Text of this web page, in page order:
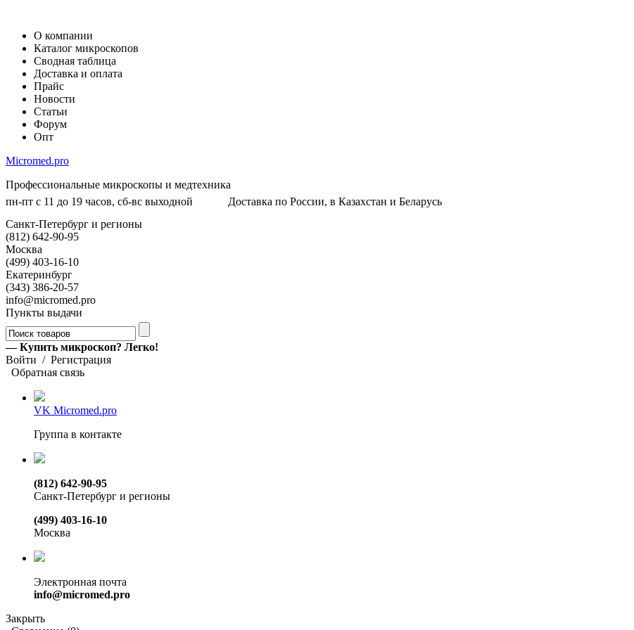
О компании
Каталог микроскопов
Сводная таблица
Доставка и оплата
Прайс
Новости
Статьи
Форум
Опт
Micromed.pro
Профессиональные микроскопы и медтехника
пн-пт с 11 до 19 часов, сб-вс выходной
Доставка по России, в Казахстан и Беларусь
Санкт-Петербург и регионы
(812) 642-90-95
Москва
(499) 403-16-10
Екатеринбург
(343) 386-20-57
info@micromed.pro
Пункты выдачи
— Купить микроскоп? Легко!
Войти / Регистрация
Обратная связь
VK Micromed.pro
Группа в контакте
(812) 642-90-95
Санкт-Петербург и регионы
(499) 403-16-10
Москва
Электронная почта
info@micromed.pro
Закрыть